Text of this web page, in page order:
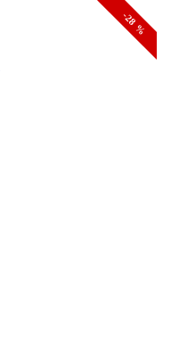
-28 %